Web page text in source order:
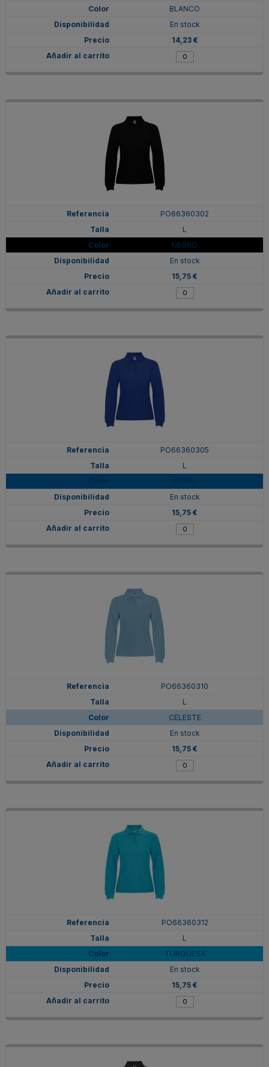
BLANCO
En stock
14,23 €
PO66360302
L
NEGRO
En stock
15,75 €
PO66360305
L
En stock
15,75 €
PO66360310
L
CELESTE
En stock
15,75 €
PO66360312
L
TURQUESA
En stock
15,75 €